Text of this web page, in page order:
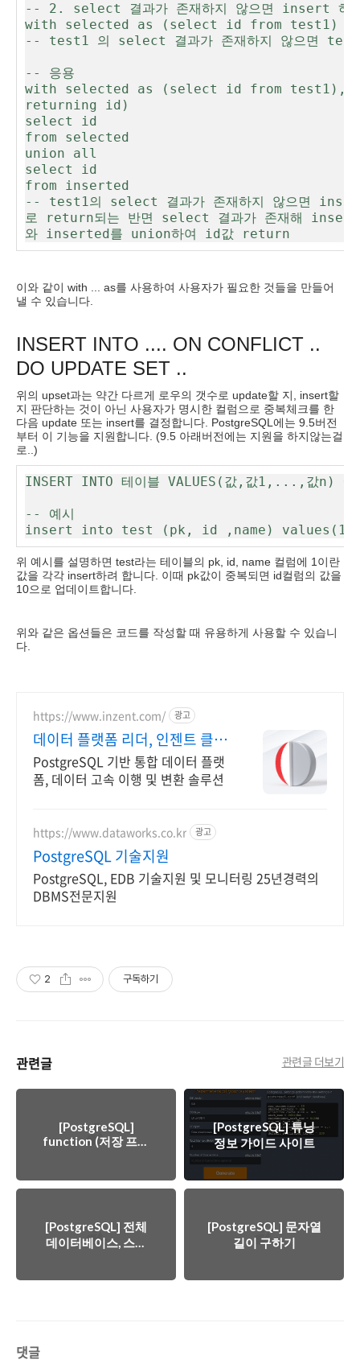
-- 2. select 결과가 존재하지 않으면 insert 하
with selected as (select id from test1)
-- test1 의 select 결과가 존재하지 않으면
-- 응용
with selected as (select id from test1),
returning id)
select id
from selected
union all
select id
from inserted
-- test1의 select 결과가 존재하지 않으면
로 return되는 반면 select 결과가 존재해
와 inserted를 union하여 id값 return
이와 같이 with ... as를 사용하여 사용자가 필요한 것들을 만들어
낼 수 있습니다.
INSERT INTO .... ON CONFLICT ..
DO UPDATE SET ..
위의 upset과는 약간 다르게 로우의 갯수로 update할 지, insert할
지 판단하는 것이 아닌 사용자가 명시한 컬럼으로 중복체크를 한
다음 update 또는 insert를 결정합니다. PostgreSQL에는 9.5버전
부터 이 기능을 지원합니다. (9.5 아래버전에는 지원을 하지않는걸
로..)
INSERT INTO 테이블 VALUES(값,값1,...,값n) ON
-- 예시
insert into test (pk, id ,name)
위 예시를 설명하면 test라는 테이블의 pk, id, name 컬럼에 1이란
값을 각각 insert하려 합니다. 이때 pk값이 중복되면 id컬럼의 값을
10으로 업데이트합니다.
위와 같은 옵션들은 코드를 작성할 때 유용하게 사용할 수 있습니
다.
https://www.inzent.com/ 광고
데이터 플랫폼 리더, 인젠트 클라
우드 최적화 DBMS
PostgreSQL 기반 통합 데이터 플랫
폼, 데이터 고속 이행 및 변환 솔루션
https://www.dataworks.co.kr 광고
PostgreSQL 기술지원
PostgreSQL, EDB 기술지원 및 모니터링 25년경력의
DBMS전문지원
2 구독하기
관련글 관련글 더보기
[PostgreSQL]
function (저장 프로
[PostgreSQL] 튜닝
정보 가이드 사이트
[PostgreSQL] 전체
데이터베이스, 스키
[PostgreSQL] 문자열
길이 구하기
댓글